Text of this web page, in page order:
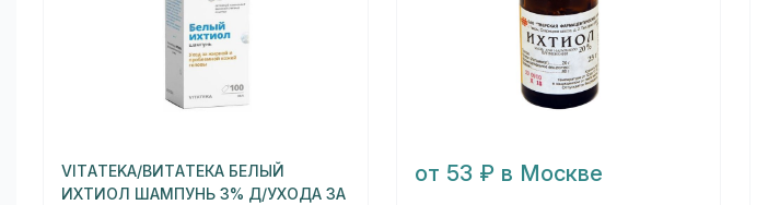
VITATEKA/ВИТАТЕКА БЕЛЫЙ
ИХТИОЛ ШАМПУНЬ 3% Д/УХОДА ЗА
от 53 ₽ в Москве